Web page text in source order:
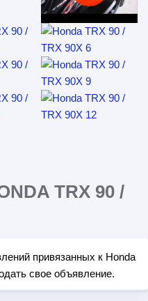
TRX 90 /
привязанных к Honda
свое объявление.